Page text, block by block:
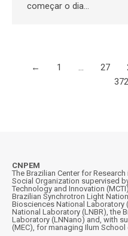
começar o dia…
← 1 … 27
372
CNPEM
The Brazilian Center for
Social Organization supervised
Technology and Innovation
Brazilian Synchrotron Light
Biosciences National Laboratory
National Laboratory (LNBR), the
Laboratory (LNNano) and, with
(MEC), for managing Ilum